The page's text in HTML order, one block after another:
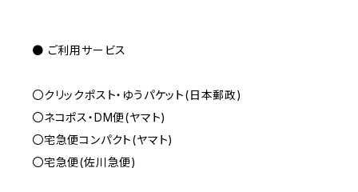
● ご利用サービス
〇クリックポスト・ゆうパケット(日本郵政)
〇ネコポス・DM便(ヤマト)
〇宅急便コンパクト(ヤマト)
〇宅急便(佐川急便)